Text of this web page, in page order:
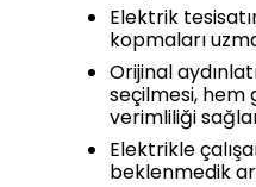
Elektrik
kopmaları
Orijinal
seçilmesi, hem
verimliliği
Elektrikle
beklenmedik